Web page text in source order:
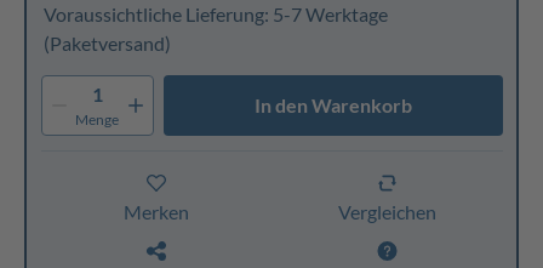
Voraussichtliche Lieferung: 5-7 Werktage
(Paketversand)
1
Menge
In den Warenkorb
Merken Vergleichen